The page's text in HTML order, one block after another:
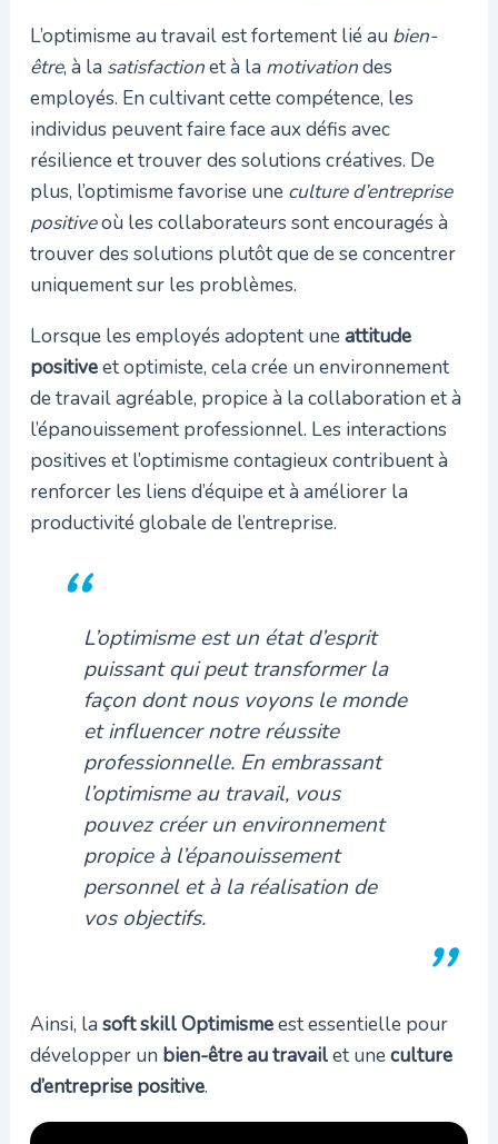
L’optimisme au travail est fortement lié au bien-
être, à la satisfactionet à la motivationdes
employés. En cultivant cette compétence, les
individus peuvent faire face aux défis avec
résilience et trouver des solutions créatives. De
plus, l’optimisme favorise une culture d’entreprise
positiveoù les collaborateurs sont encouragés à
trouver des solutions plutôt que de se concentrer
uniquement sur les problèmes.
Lorsque les employés adoptent uneattitude
positiveet optimiste, cela crée un environnement
de travail agréable, propice à la collaboration et à
l’épanouissement professionnel. Les interactions
positives et l’optimisme contagieux contribuent à
renforcer les liens d’équipe et à améliorer la
productivité globale de l’entreprise.
L’optimisme est un état d’esprit
puissant qui peut transformer la
façon dont nous voyons le monde
et influencer notre réussite
professionnelle. En embrassant
l’optimisme au travail, vous
pouvez créer un environnement
propice à l’épanouissement
personnel et à la réalisation de
vos objectifs.
Ainsi, la soft skill Optimismeest essentielle pour
développer un bien-être au travailet uneculture
d’entreprise positive.